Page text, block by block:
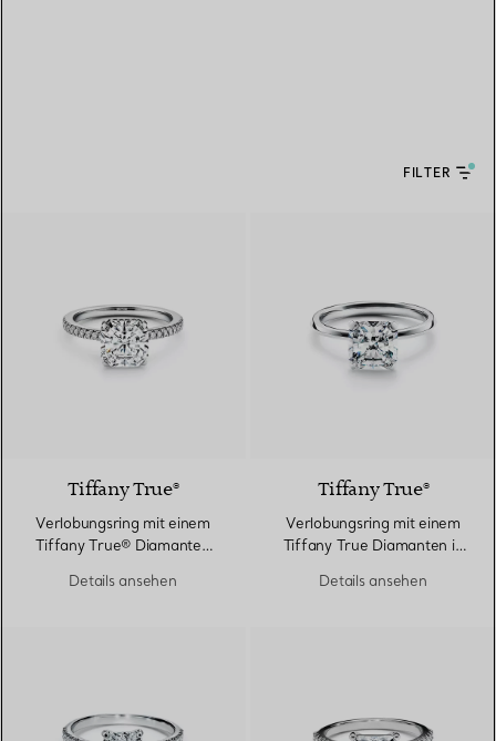
FILTER
Tiffany True®
Verlobungsring mit einem
Tiffany True® Diamanten
Diamantring
Details ansehen
Tiffany True®
Verlobungsring mit einem
Tiffany True Diamanten in
Details ansehen